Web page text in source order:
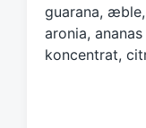
guarana,
aronia,
koncentrat,